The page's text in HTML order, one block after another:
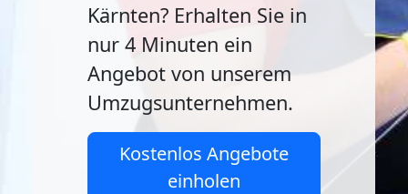
Kärnten? Erhalten Sie in
nur 4 Minuten ein
Angebot von unserem
Umzugsunternehmen.
Kostenlos Angebote
einholen